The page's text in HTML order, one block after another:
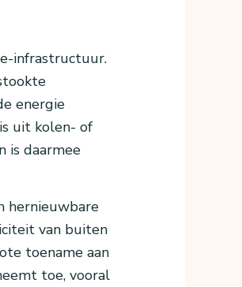
infrastructuur.
energie
uit kolen- of
is daarmee
hernieuwbare
van buiten
toename aan
toe, vooral